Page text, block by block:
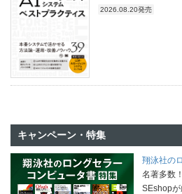
2026.08.20発売
キャンペーン・特集
翔泳社の
名著多数
SEshopが